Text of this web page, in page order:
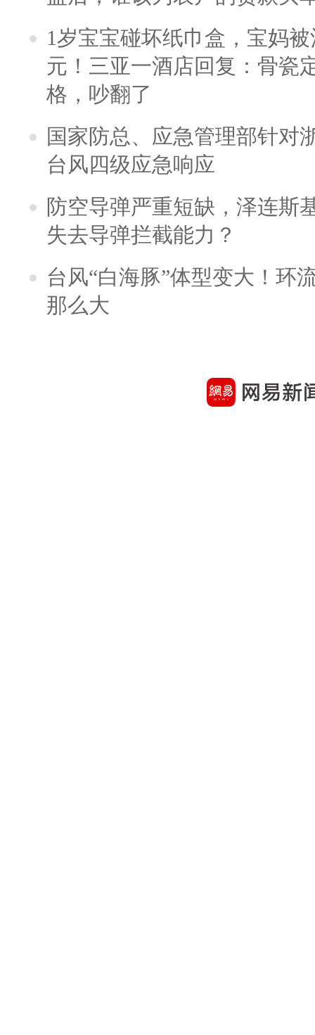
1岁宝宝碰坏纸巾盒，宝妈
元！三亚一酒店回复：骨瓷
格，吵翻了
国家防总、应急管理部针对
台风四级应急响应
防空导弹严重短缺，泽连斯
失去导弹拦截能力？
台风“白海豚”体型变大！环
那么大